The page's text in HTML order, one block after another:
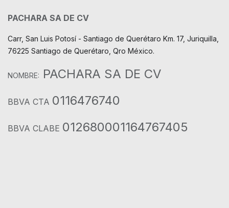
PACHARA SA DE CV
Carr, San Luis Potosí - Santiago de Querétaro Km. 17, Juriquilla,
76225 Santiago de Querétaro, Qro México.
NOMBRE: PACHARA SA DE CV
BBVA CTA 0116476740
BBVA CLABE 012680001164767405